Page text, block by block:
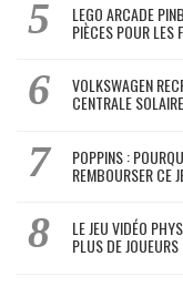
LEGO ARCADE
PIÈCES POUR LES
VOLKSWAGEN
CENTRALE
POPPINS :
REMBOURSER CE
LE JEU VIDÉO
PLUS DE